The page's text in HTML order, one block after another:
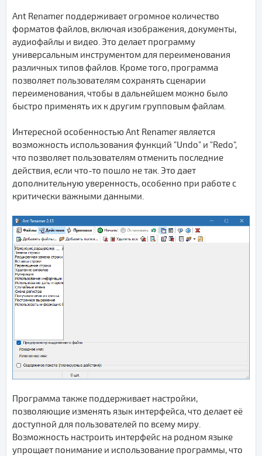
Ant Renamer поддерживает огромное количество
форматов файлов, включая изображения, документы,
аудиофайлы и видео. Это делает программу
универсальным инструментом для переименования
различных типов файлов. Кроме того, программа
позволяет пользователям сохранять сценарии
переименования, чтобы в дальнейшем можно было
быстро применять их к другим групповым файлам.
Интересной особенностью Ant Renamer является
возможность использования функций "Undo" и "Redo",
что позволяет пользователям отменить последние
действия, если что-то пошло не так. Это дает
дополнительную уверенность, особенно при работе с
критически важными данными.
Программа также поддерживает настройки,
позволяющие изменять язык интерфейса, что делает её
доступной для пользователей по всему миру.
Возможность настроить интерфейс на родном языке
упрощает понимание и использование программы, что